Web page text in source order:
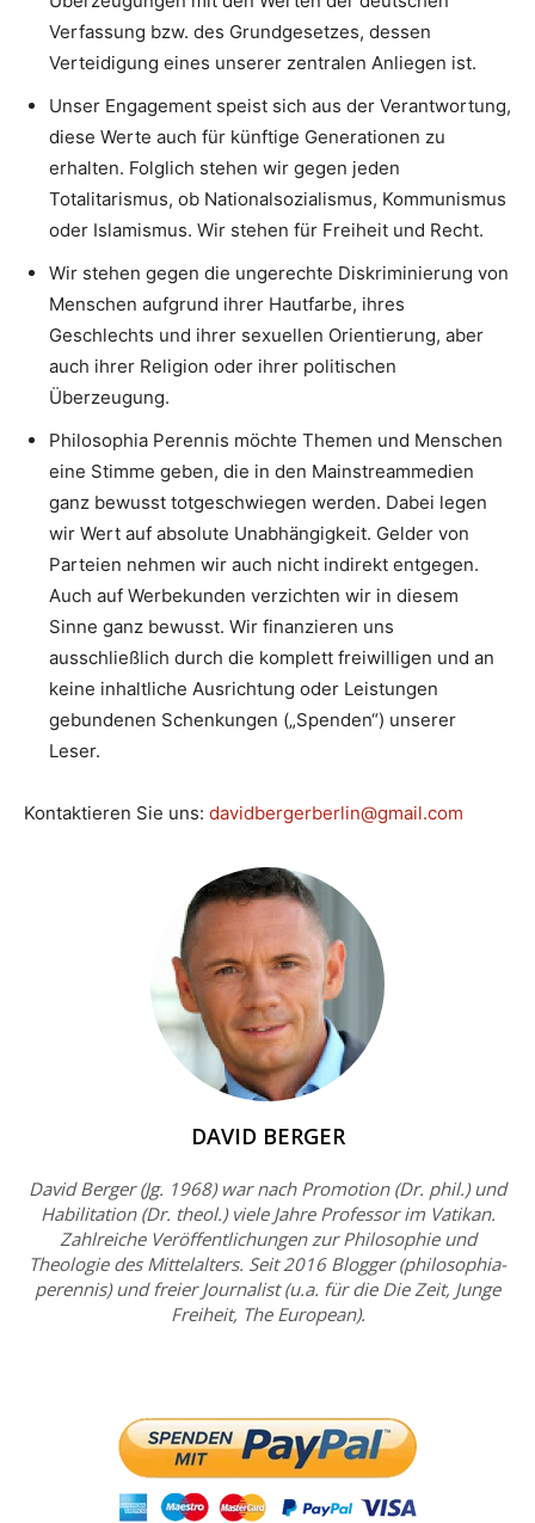
Verfassung bzw. des Grundgesetzes, dessen
Verteidigung eines unserer zentralen Anliegen ist.
Unser Engagement speist sich aus der Verantwortung,
diese Werte auch für künftige Generationen zu
erhalten. Folglich stehen wir gegen jeden
Totalitarismus, ob Nationalsozialismus, Kommunismus
oder Islamismus. Wir stehen für Freiheit und Recht.
Wir stehen gegen die ungerechte Diskriminierung von
Menschen aufgrund ihrer Hautfarbe, ihres
Geschlechts und ihrer sexuellen Orientierung, aber
auch ihrer Religion oder ihrer politischen
Überzeugung.
Philosophia Perennis möchte Themen und Menschen
eine Stimme geben, die in den Mainstreammedien
ganz bewusst totgeschwiegen werden. Dabei legen
wir Wert auf absolute Unabhängigkeit. Gelder von
Parteien nehmen wir auch nicht indirekt entgegen.
Auch auf Werbekunden verzichten wir in diesem
Sinne ganz bewusst. Wir finanzieren uns
ausschließlich durch die komplett freiwilligen und an
keine inhaltliche Ausrichtung oder Leistungen
gebundenen Schenkungen („Spenden“) unserer
Leser.
Kontaktieren Sie uns: davidbergerberlin@gmail.com
DAVID BERGER
David Berger (Jg. 1968) war nach Promotion (Dr. phil.) und
Habilitation (Dr. theol.) viele Jahre Professor im Vatikan.
Zahlreiche Veröffentlichungen zur Philosophie und
Theologie des Mittelalters. Seit 2016 Blogger (philosophia-
perennis) und freier Journalist (u.a. für die Die Zeit, Junge
Freiheit, The European).